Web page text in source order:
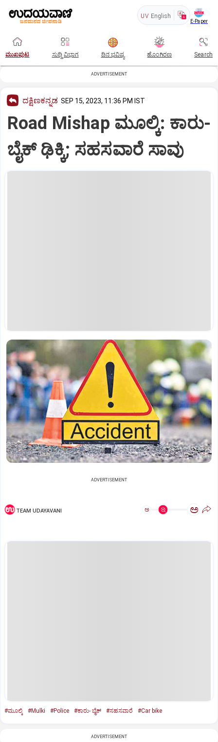
UV English
E-Paper
ಮುಖಪುಟ ಸುದ್ದಿ ವಿಭಾಗ ದಿನ ಭವಿಷ್ಯ ಹೊಂಗಿರಣ Search
ADVERTISEMENT
ದಕ್ಷಿಣಕನ್ನಡ SEP 15, 2023, 11:36 PM IST
Road Mishap ಮೂಲ್ಕಿ: ಕಾರು-
ಬೈಕ್‌ ಢಿಕ್ಕಿ; ಸಹಸವಾರೆ ಸಾವು
ADVERTISEMENT
TEAM UDAYAVANI ಅ ಅ
#ಮೂಲ್ಕಿ #Mulki #Police #ಕಾರು- ಬೈಕ್‌ #ಸಹಸವಾರೆ #Car bike
ADVERTISEMENT